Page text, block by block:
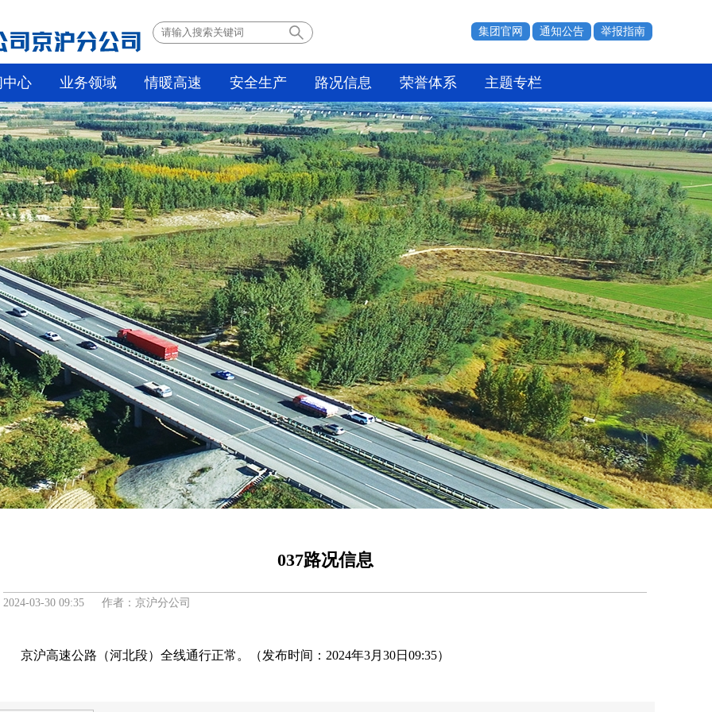
集团官网 通知公告 举报指南
心 业务领域 情暖高速 安全生产 路况信息 荣誉体系 主题专栏
037路况信息
2024-03-30 09:35 作者：京沪分公司
京沪高速公路（河北段）全线通行正常。（发布时间：2024年3月30日09:35）